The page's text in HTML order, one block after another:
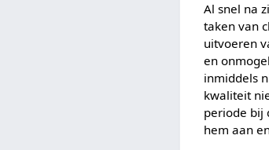
Al snel na
taken van
uitvoeren
en
inmiddels
kwaliteit
periode bij
hem aan